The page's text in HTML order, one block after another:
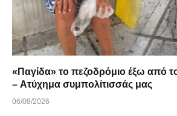
«Παγίδα» το πεζοδρόμιο έξω από
– Ατύχημα συμπολίτισσάς μας
06/08/2026